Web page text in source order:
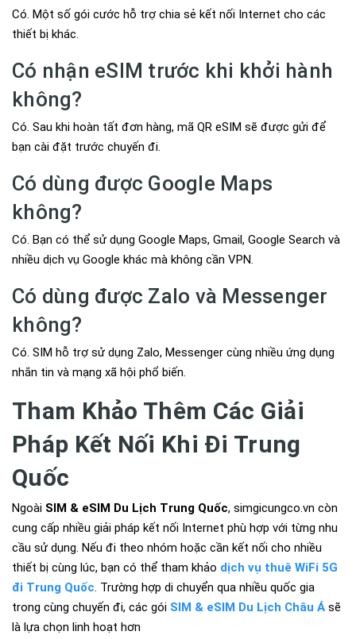
Có. Một số gói cước hỗ trợ chia sẻ kết nối Internet cho các
thiết bị khác.
Có nhận eSIM trước khi khởi hành
không?
Có. Sau khi hoàn tất đơn hàng, mã QR eSIM sẽ được gửi để
bạn cài đặt trước chuyến đi.
Có dùng được Google Maps
không?
Có. Bạn có thể sử dụng Google Maps, Gmail, Google Search và
nhiều dịch vụ Google khác mà không cần VPN.
Có dùng được Zalo và Messenger
không?
Có. SIM hỗ trợ sử dụng Zalo, Messenger cùng nhiều ứng dụng
nhắn tin và mạng xã hội phổ biến.
Tham Khảo Thêm Các Giải
Pháp Kết Nối Khi Đi Trung
Quốc
Ngoài SIM & eSIM Du Lịch Trung Quốc, simgicungco.vn còn
cung cấp nhiều giải pháp kết nối Internet phù hợp với từng nhu
cầu sử dụng. Nếu đi theo nhóm hoặc cần kết nối cho nhiều
thiết bị cùng lúc, bạn có thể tham khảo dịch vụ thuê WiFi 5G
đi Trung Quốc. Trường hợp di chuyển qua nhiều quốc gia
trong cùng chuyến đi, các gói SIM & eSIM Du Lịch Châu Á sẽ
là lựa chọn linh hoạt hơn